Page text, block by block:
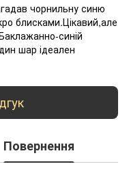
чорнильну синю
блисками.Цікавий,але
синій
шар ідеален
Повернення